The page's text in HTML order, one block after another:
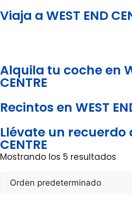
Viaja a WEST END
Alquila tu coche en
CENTRE
Recintos en WEST
Llévate un recuerdo
CENTRE
Mostrando los 5 resultados